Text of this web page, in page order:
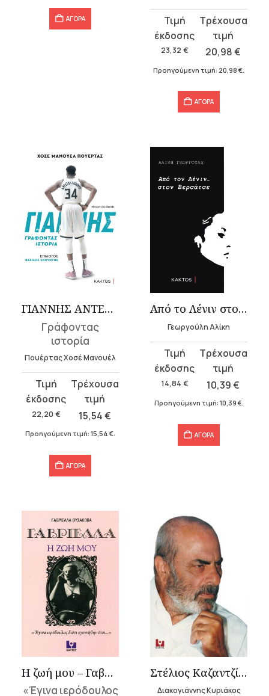
ΑΓΟΡΑ
23,32 €
Original
price
was:
23,32 €.
20,98€
τρέχουσα
τιμή
είναι:
Προηγούμενη τιμή: 20,98 €.
ΑΓΟΡΑ
ΓΙΑΝΝΗΣ ΑΝΤΕΤΟΚΟΥΝΜΠΟ
Γράφοντας
ιστορία
Πουέρτας Χοσέ Μανουέλ
22,20 €
Original
price
was:
22,20 €.
15,54€
τρέχουσα
τιμή
είναι:
Προηγούμενη τιμή: 15,54 €.
ΑΓΟΡΑ
Από το Λένιν στο Βερσάτσε
Γεωργούλη Αλίκη
14,84 €
Original
price
was:
14,84 €.
10,39€
τρέχουσα
τιμή
είναι:
Προηγούμενη τιμή: 10,39 €.
ΑΓΟΡΑ
Η ζωή μου – Γαβριέλλα Ουσάκοβα
«Έγινα ιερόδουλος
Στέλιος Καζαντζίδης
Διακογιάννης Κυριάκος